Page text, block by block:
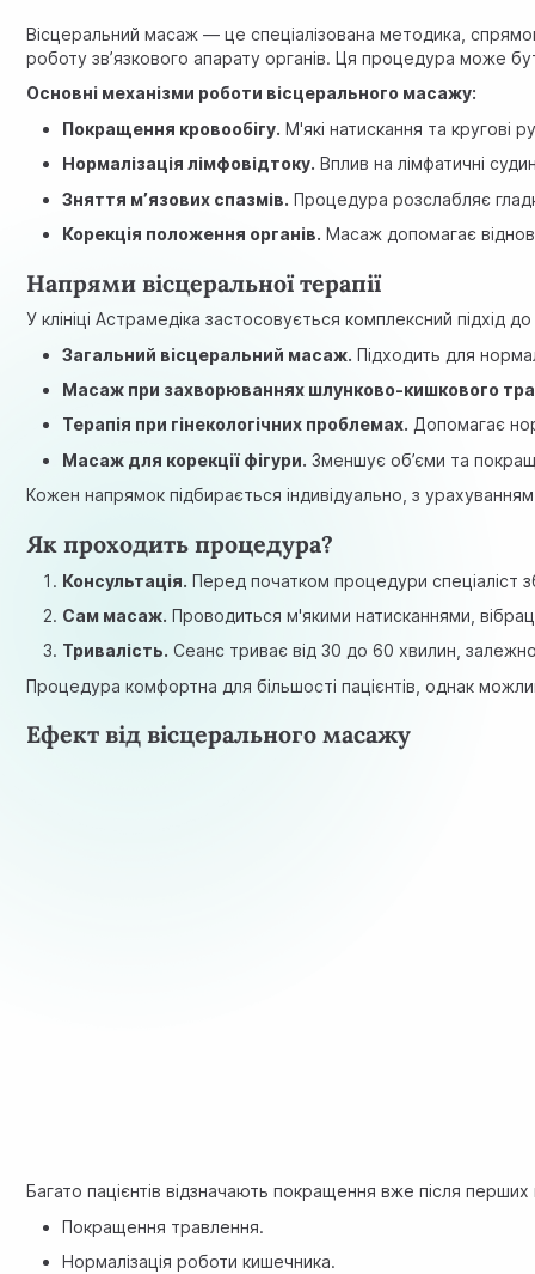
Вісцеральний масаж — це спеціалізована методика,
роботу зв’язкового апарату органів. Ця процедура може
Основні механізми роботи вісцерального масажу:
Покращення кровообігу. М'які натискання та кругові
Нормалізація лімфовідтоку. Вплив на лімфатичні
Зняття м’язових спазмів. Процедура розслабляє
Корекція положення органів. Масаж допомагає
Напрями вісцеральної терапії
У клініці Астрамедіка застосовується комплексний підхід
Загальний вісцеральний масаж. Підходить для
Масаж при захворюваннях шлунково-кишкового
Терапія при гінекологічних проблемах. Допомагає
Масаж для корекції фігури. Зменшує об’єми та
Кожен напрямок підбирається індивідуально, з
Як проходить процедура?
Консультація. Перед початком процедури спеціаліст
Сам масаж. Проводиться м'якими натисканнями,
Тривалість. Сеанс триває від 30 до 60 хвилин, залежно
Процедура комфортна для більшості пацієнтів, однак
Ефект від вісцерального масажу
Багато пацієнтів відзначають покращення вже після
Покращення травлення.
Нормалізація роботи кишечника.